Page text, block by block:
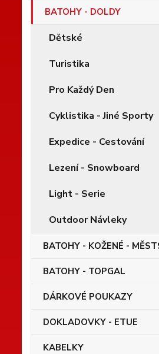
BATOHY - DOLDY
Dětské
Turistika
Pro Každý Den
Cyklistika - Jiné Sporty
Expedice - Cestování
Lezení - Snowboard
Light - Serie
Outdoor Návleky
BATOHY - KOŽENÉ -
BATOHY - TOPGAL
DÁRKOVÉ POUKAZY
DOKLADOVKY - ETUE
KABELKY